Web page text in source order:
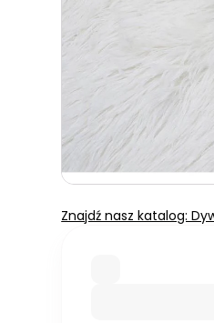
Znajdź nasz katalog: